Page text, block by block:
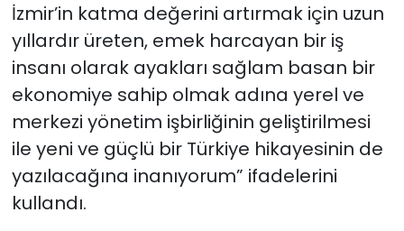
İzmir’in katma değerini artırmak için uzun
yıllardır üreten, emek harcayan bir iş
insanı olarak ayakları sağlam basan bir
ekonomiye sahip olmak adına yerel ve
merkezi yönetim işbirliğinin geliştirilmesi
ile yeni ve güçlü bir Türkiye hikayesinin de
yazılacağına inanıyorum” ifadelerini
kullandı.